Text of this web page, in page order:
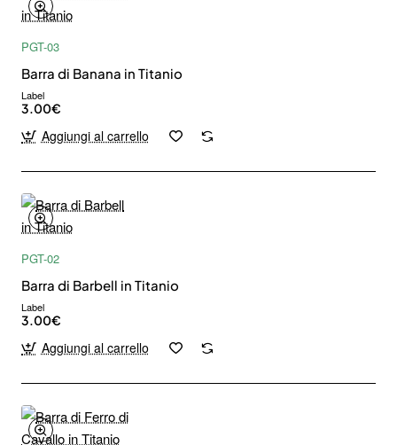
PGT-03
Barra di Banana in Titanio
Label
3.00€
Aggiungi al carrello
PGT-02
Barra di Barbell in Titanio
Label
3.00€
Aggiungi al carrello